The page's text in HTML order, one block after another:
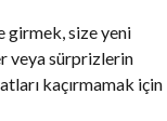
girmek, size yeni
veya sürprizlerin
kaçırmamak için